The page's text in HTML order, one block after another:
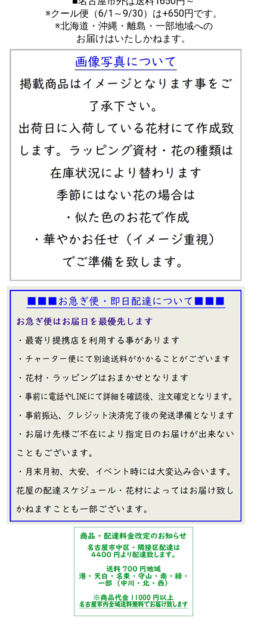
※クール便（6/1～9/30）は+650円です。
※北海道・沖縄・離島・一部地域への
お届けはいたしかねます。